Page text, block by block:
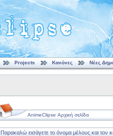
Projects Κανόνες Νέες
AnimeClipse Αρχική σελίδα
Παρακαλώ εισάγετε το όνομα μέλους και τον